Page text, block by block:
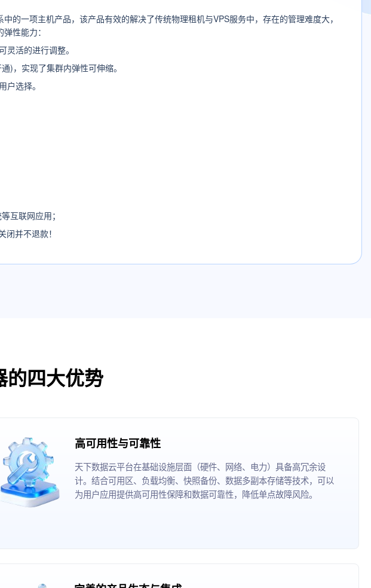
的一项主机产品，该产品有效的解决了传统物理租机与VPS服务中，存在的管理难度大，
性能力：
活的进行调整。
)，实现了集群内弹性可伸缩。
选择。
互联网应用；
并不退款！
的四大优势
高可用性与可靠性
天下数据云平台在基础设施层面（硬件、网络、电力）具备高冗余设
计。结合可用区、负载均衡、快照备份、数据多副本存储等技术，可以
为用户应用提供高可用性保障和数据可靠性，降低单点故障风险。